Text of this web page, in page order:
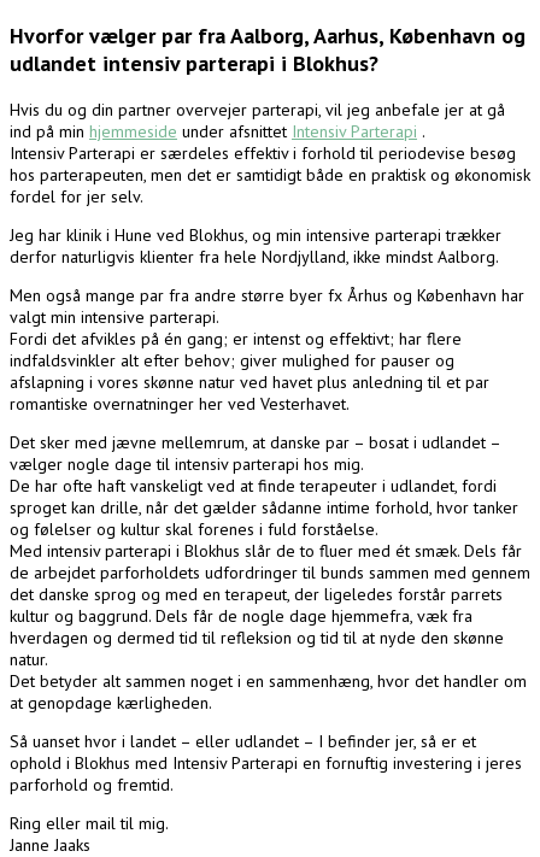
Hvorfor vælger par fra Aalborg, Aarhus, København og
udlandet intensiv parterapi i Blokhus?
Hvis du og din partner overvejer parterapi, vil jeg anbefale jer at gå
ind på min hjemmeside under afsnittet Intensiv Parterapi .
Intensiv Parterapi er særdeles effektiv i forhold til periodevise besøg
hos parterapeuten, men det er samtidigt både en praktisk og økonomisk
fordel for jer selv.
Jeg har klinik i Hune ved Blokhus, og min intensive parterapi trækker
derfor naturligvis klienter fra hele Nordjylland, ikke mindst Aalborg.
Men også mange par fra andre større byer fx Århus og København har
valgt min intensive parterapi.
Fordi det afvikles på én gang; er intenst og effektivt; har flere
indfaldsvinkler alt efter behov; giver mulighed for pauser og
afslapning i vores skønne natur ved havet plus anledning til et par
romantiske overnatninger her ved Vesterhavet.
Det sker med jævne mellemrum, at danske par – bosat i udlandet –
vælger nogle dage til intensiv parterapi hos mig.
De har ofte haft vanskeligt ved at finde terapeuter i udlandet, fordi
sproget kan drille, når det gælder sådanne intime forhold, hvor tanker
og følelser og kultur skal forenes i fuld forståelse.
Med intensiv parterapi i Blokhus slår de to fluer med ét smæk. Dels får
de arbejdet parforholdets udfordringer til bunds sammen med gennem
det danske sprog og med en terapeut, der ligeledes forstår parrets
kultur og baggrund. Dels får de nogle dage hjemmefra, væk fra
hverdagen og dermed tid til refleksion og tid til at nyde den skønne
natur.
Det betyder alt sammen noget i en sammenhæng, hvor det handler om
at genopdage kærligheden.
Så uanset hvor i landet – eller udlandet – I befinder jer, så er et
ophold i Blokhus med Intensiv Parterapi en fornuftig investering i jeres
parforhold og fremtid.
Ring eller mail til mig.
Janne Jaaks